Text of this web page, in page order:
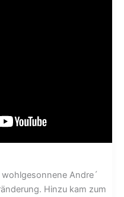
Andre´
Hinzu kam zum